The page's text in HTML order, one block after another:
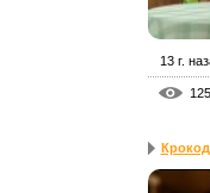
13 г.